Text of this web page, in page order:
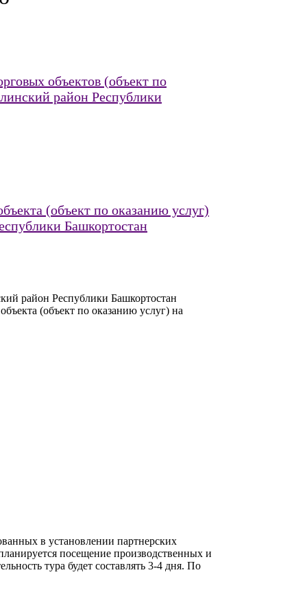
объектов (объект по
район Республики
(объект по оказанию услуг)
Башкортостан
район Республики Башкортостан
(объект по оказанию услуг) на
в установлении партнерских
посещение производственных и
тура будет составлять 3-4 дня. По